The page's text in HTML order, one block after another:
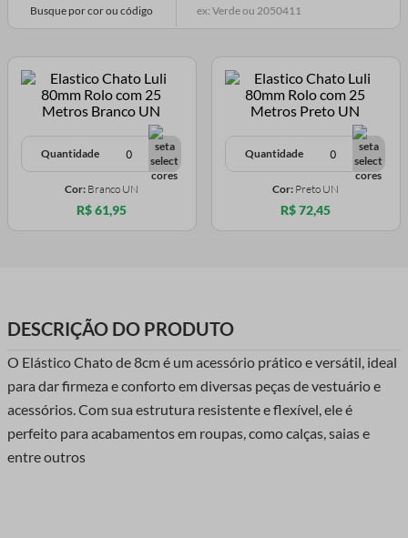
Busque por cor ou código
Quantidade
Cor: Branco UN
R$ 61,95
Quantidade
Cor: Preto UN
R$ 72,45
DESCRIÇÃO DO PRODUTO
O Elástico Chato de 8cm é um acessório prático e versátil, ideal
para dar firmeza e conforto em diversas peças de vestuário e
acessórios. Com sua estrutura resistente e flexível, ele é
perfeito para acabamentos em roupas, como calças, saias e
entre outros